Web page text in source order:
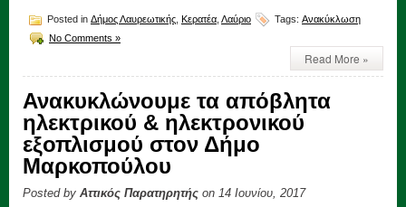
Posted in Δήμος Λαυρεωτικής Κερατέα Λαύριο Tags: Ανακύκλωση
No Comments »
Read More »
Ανακυκλώνουμε τα απόβλητα
ηλεκτρικού & ηλεκτρονικού
εξοπλισμού στον Δήμο
Μαρκοπούλου
Posted by Αττικός Παρατηρητής on 14 Ιουνίου, 2017